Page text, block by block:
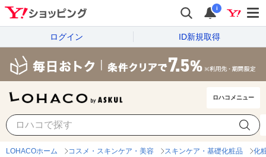
i
ログイン ID新規取得
ロハコメニュー
LOHACOホーム コスメ・スキンケア・美容 スキンケア・基礎化粧品 化